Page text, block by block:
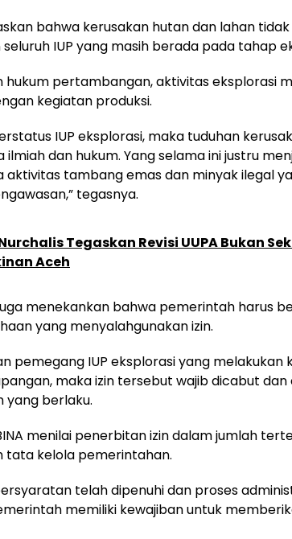
bahwa kerusakan hutan dan lahan
IUP yang masih berada pada tahap
pertambangan, aktivitas eksplorasi
kegiatan produksi.
IUP eksplorasi, maka tuduhan
dan hukum. Yang selama ini justru
aktivitas tambang emas dan minyak ilegal
tegasnya.
Tegaskan Revisi UUPA Bukan
Aceh
menekankan bahwa pemerintah harus
yang menyalahgunakan izin.
pemegang IUP eksplorasi yang melakukan
maka izin tersebut wajib dicabut dan
yang berlaku.
menilai penerbitan izin dalam jumlah
tata kelola pemerintahan.
telah dipenuhi dan proses
memiliki kewajiban untuk